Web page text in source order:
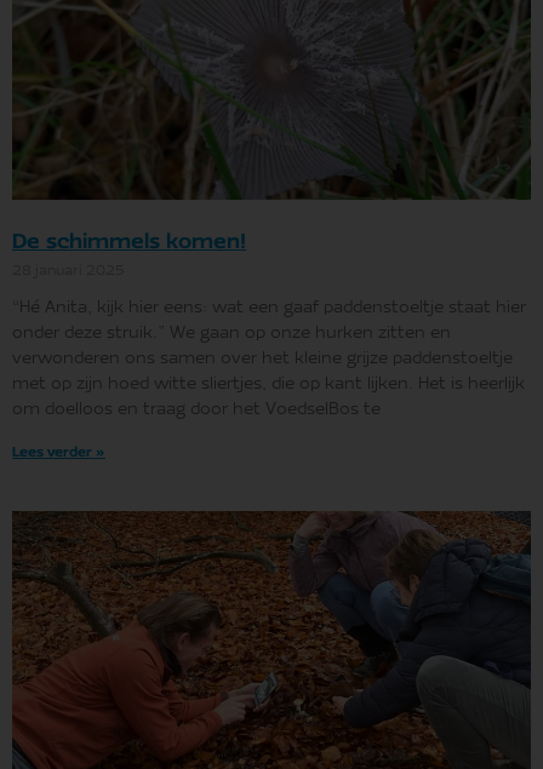
De schimmels komen!
“Hé Anita, kijk hier eens: wat een gaaf paddenstoeltje staat hier
onder deze struik.” We gaan op onze hurken zitten en
verwonderen ons samen over het kleine grijze paddenstoeltje
met op zijn hoed witte sliertjes, die op kant lijken. Het is heerlijk
om doelloos en traag door het VoedselBos te
Lees verder »